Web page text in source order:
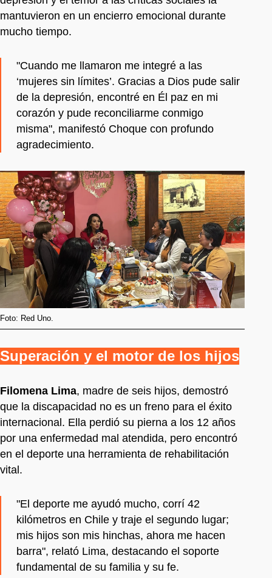
mantuvieron en un encierro emocional durante
mucho tiempo.
"Cuando me llamaron me integré a las
‘mujeres sin límites’. Gracias a Dios pude salir
de la depresión, encontré en Él paz en mi
corazón y pude reconciliarme conmigo
misma", manifestó Choque con profundo
agradecimiento.
Foto: Red Uno.
Superación y el motor de los hijos
Filomena Lima, madre de seis hijos, demostró
que la discapacidad no es un freno para el éxito
internacional. Ella perdió su pierna a los 12 años
por una enfermedad mal atendida, pero encontró
en el deporte una herramienta de rehabilitación
vital.
"El deporte me ayudó mucho, corrí 42
kilómetros en Chile y traje el segundo lugar;
mis hijos son mis hinchas, ahora me hacen
barra", relató Lima, destacando el soporte
fundamental de su familia y su fe.